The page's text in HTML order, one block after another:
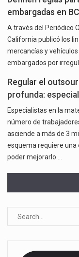
embargadas en BC
A través del Periódico
California publicó los
mercancías y
embargados por
Regular el
profunda:
Especialistas en la
número de
asciende a más de 3
esquema requiere
poder mejorarlo.…